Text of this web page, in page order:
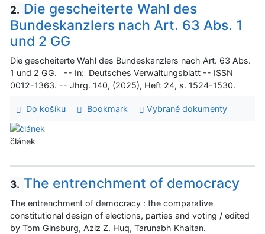
2. Die gescheiterte Wahl des
Bundeskanzlers nach Art. 63 Abs. 1
und 2 GG
Die gescheiterte Wahl des Bundeskanzlers nach Art. 63 Abs.
1 und 2 GG. -- In: Deutsches Verwaltungsblatt -- ISSN
0012-1363. -- Jhrg. 140, (2025), Heft 24, s. 1524-1530.
Do košíku Bookmark Vybrané dokumenty
článek
3. The entrenchment of democracy
The entrenchment of democracy : the comparative
constitutional design of elections, parties and voting / edited
by Tom Ginsburg, Aziz Z. Huq, Tarunabh Khaitan.